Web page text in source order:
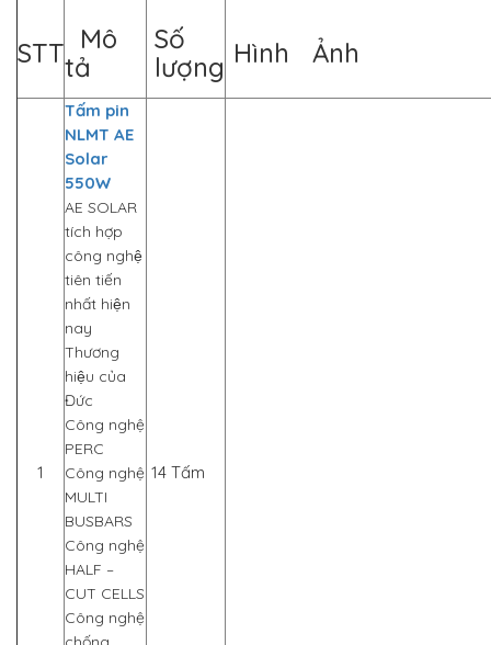
STT Mô
tả
Số
lượng Hình Ảnh
1
Tấm pin
NLMT AE
Solar
550W
AE SOLAR
tích hợp
công nghệ
tiên tiến
nhất hiện
nay
Thương
hiệu của
Đức
Công nghệ
PERC
Công nghệ
MULTI
BUSBARS
Công nghệ
HALF –
CUT CELLS
Công nghệ
14 Tấm